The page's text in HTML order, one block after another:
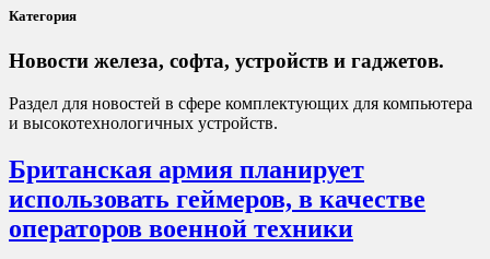
Категория
Новости железа, софта, устройств и гаджетов.
Раздел для новостей в сфере комплектующих для компьютера
и высокотехнологичных устройств.
Британская армия планирует
использовать геймеров, в качестве
операторов военной техники